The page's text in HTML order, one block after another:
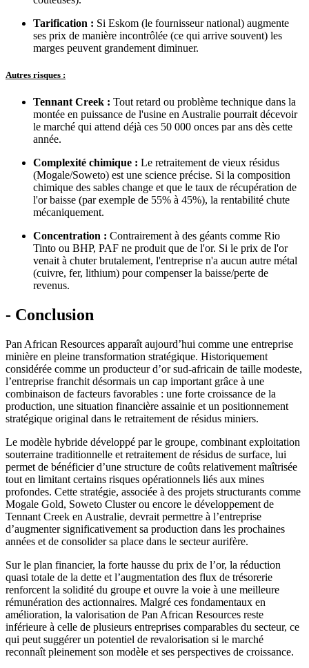
Tarification : Si Eskom (le fournisseur national) augmente
ses prix de manière incontrôlée (ce qui arrive souvent) les
marges peuvent grandement diminuer.
Autres risques :
Tennant Creek : Tout retard ou problème technique dans la
montée en puissance de l'usine en Australie pourrait décevoir
le marché qui attend déjà ces 50 000 onces par ans dès cette
année.
Complexité chimique : Le retraitement de vieux résidus
(Mogale/Soweto) est une science précise. Si la composition
chimique des sables change et que le taux de récupération de
l'or baisse (par exemple de 55% à 45%), la rentabilité chute
mécaniquement.
Concentration : Contrairement à des géants comme Rio
Tinto ou BHP, PAF ne produit que de l'or. Si le prix de l'or
venait à chuter brutalement, l'entreprise n'a aucun autre métal
(cuivre, fer, lithium) pour compenser la baisse/perte de
revenus.
- Conclusion
Pan African Resources apparaît aujourd’hui comme une entreprise
minière en pleine transformation stratégique. Historiquement
considérée comme un producteur d’or sud-africain de taille modeste,
l’entreprise franchit désormais un cap important grâce à une
combinaison de facteurs favorables : une forte croissance de la
production, une situation financière assainie et un positionnement
stratégique original dans le retraitement de résidus miniers.
Le modèle hybride développé par le groupe, combinant exploitation
souterraine traditionnelle et retraitement de résidus de surface, lui
permet de bénéficier d’une structure de coûts relativement maîtrisée
tout en limitant certains risques opérationnels liés aux mines
profondes. Cette stratégie, associée à des projets structurants comme
Mogale Gold, Soweto Cluster ou encore le développement de
Tennant Creek en Australie, devrait permettre à l’entreprise
d’augmenter significativement sa production dans les prochaines
années et de consolider sa place dans le secteur aurifère.
Sur le plan financier, la forte hausse du prix de l’or, la réduction
quasi totale de la dette et l’augmentation des flux de trésorerie
renforcent la solidité du groupe et ouvre la voie à une meilleure
rémunération des actionnaires. Malgré ces fondamentaux en
amélioration, la valorisation de Pan African Resources reste
inférieure à celle de plusieurs entreprises comparables du secteur, ce
qui peut suggérer un potentiel de revalorisation si le marché
reconnaît pleinement son modèle et ses perspectives de croissance.